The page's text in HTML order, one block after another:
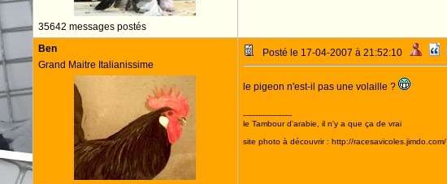
35642 messages postés
Ben
Grand Maitre Italianissime
Posté le 17-04-2007 à 21:52:10
le pigeon n'est-il pas une volaille ?
--------------------
le Tambour d'arabie, il n'y a que ça de vrai
site photo à découvrir : http://racesavicoles.jimdo.com/